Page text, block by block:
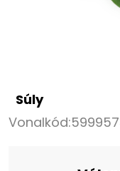
Súly
Vonalkód: